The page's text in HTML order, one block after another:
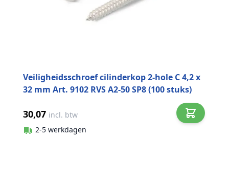
Veiligheidsschroef cilinderkop 2-hole C 4,2 x
32 mm Art. 9102 RVS A2-50 SP8 (100 stuks)
30,07 incl. btw
2-5 werkdagen